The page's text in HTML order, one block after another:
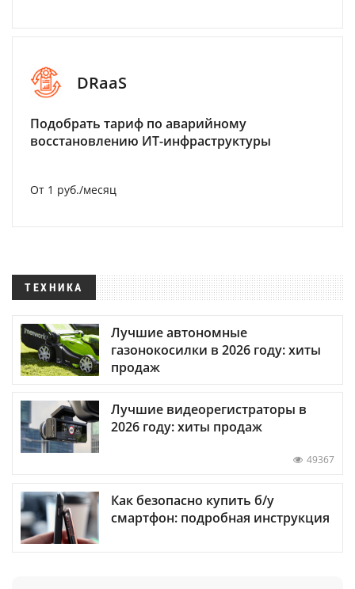
DRaaS
Подобрать тариф по аварийному
восстановлению ИТ-инфраструктуры
От 1 руб./месяц
ТЕХНИКА
Лучшие автономные
газонокосилки в 2026 году: хиты
продаж
Лучшие видеорегистраторы в
2026 году: хиты продаж
49367
Как безопасно купить б/у
смартфон: подробная инструкция